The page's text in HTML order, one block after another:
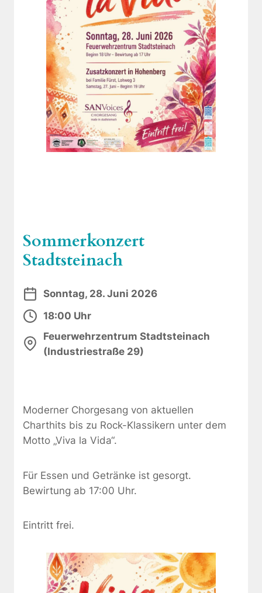
Sommerkonzert
Stadtsteinach
Sonntag, 28. Juni 2026
18:00 Uhr
Feuerwehrzentrum Stadtsteinach
(Industriestraße 29)
Moderner Chorgesang von aktuellen
Charthits bis zu Rock-Klassikern unter dem
Motto „Viva la Vida“.
Für Essen und Getränke ist gesorgt.
Bewirtung ab 17:00 Uhr.
Eintritt frei.